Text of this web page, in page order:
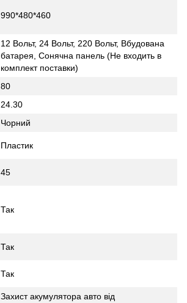
990*480*460
12 Вольт, 24 Вольт, 220 Вольт, Вбудована
батарея, Сонячна панель (Не входить в
комплект поставки)
80
24.30
Чорний
Пластик
45
Так
Так
Так
Захист акумулятора авто від